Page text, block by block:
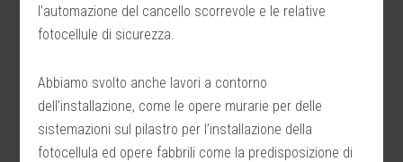
l’automazione del cancello scorrevole e le relative
fotocellule di sicurezza.
Abbiamo svolto anche lavori a contorno
dell’installazione, come le opere murarie per delle
sistemazioni sul pilastro per l’installazione della
fotocellula ed opere fabbrili come la predisposizione di